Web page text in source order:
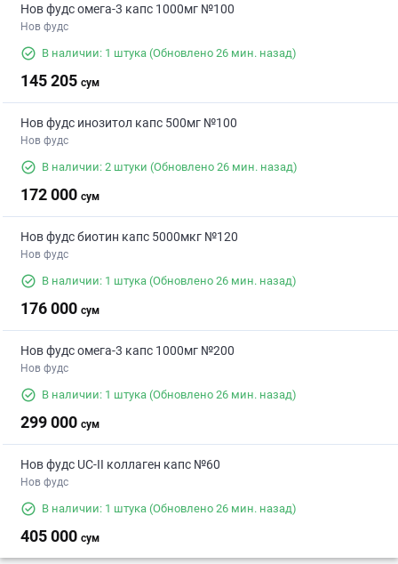
Нов фудс омега-3 капс 1000мг №100
Нов фудс
В наличии: 1 штука (Обновлено 26 мин. назад)
145 205 сум
Нов фудс инозитол капс 500мг №100
Нов фудс
В наличии: 2 штуки (Обновлено 26 мин. назад)
172 000 сум
Нов фудс биотин капс 5000мкг №120
Нов фудс
В наличии: 1 штука (Обновлено 26 мин. назад)
176 000 сум
Нов фудс омега-3 капс 1000мг №200
Нов фудс
В наличии: 1 штука (Обновлено 26 мин. назад)
299 000 сум
Нов фудс UC-II коллаген капс №60
Нов фудс
В наличии: 1 штука (Обновлено 26 мин. назад)
405 000 сум